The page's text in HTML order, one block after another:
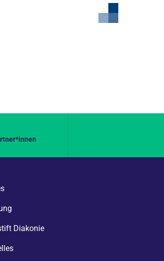
Diakonie